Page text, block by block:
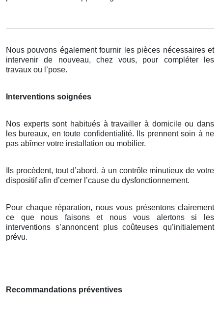
Nous pouvons également fournir les pièces nécessaires et
intervenir de nouveau, chez vous, pour compléter les
travaux ou l’pose.
Interventions soignées
Nos experts sont habitués à travailler à domicile ou dans
les bureaux, en toute confidentialité. Ils prennent soin à ne
pas abîmer votre installation ou mobilier.
Ils procèdent, tout d’abord, à un contrôle minutieux de votre
dispositif afin d’cerner l’cause du dysfonctionnement.
Pour chaque réparation, nous vous présentons clairement
ce que nous faisons et nous vous alertons si les
interventions s’annoncent plus coûteuses qu’initialement
prévu.
Recommandations préventives